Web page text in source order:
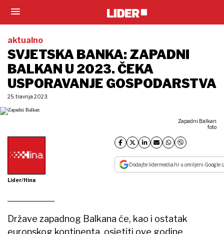
aktualno
SVJETSKA BANKA: ZAPADNI
BALKAN U 2023. ČEKA
USPORAVANJE GOSPODARSTVA
25. travnja 2023.
Zapadni Balkan
foto
Lider/Hina
Dodajte lidermedia.hr u omiljeni Google
Države zapadnog Balkana će, kao i ostatak
europskog kontinenta, osjetiti ove godine